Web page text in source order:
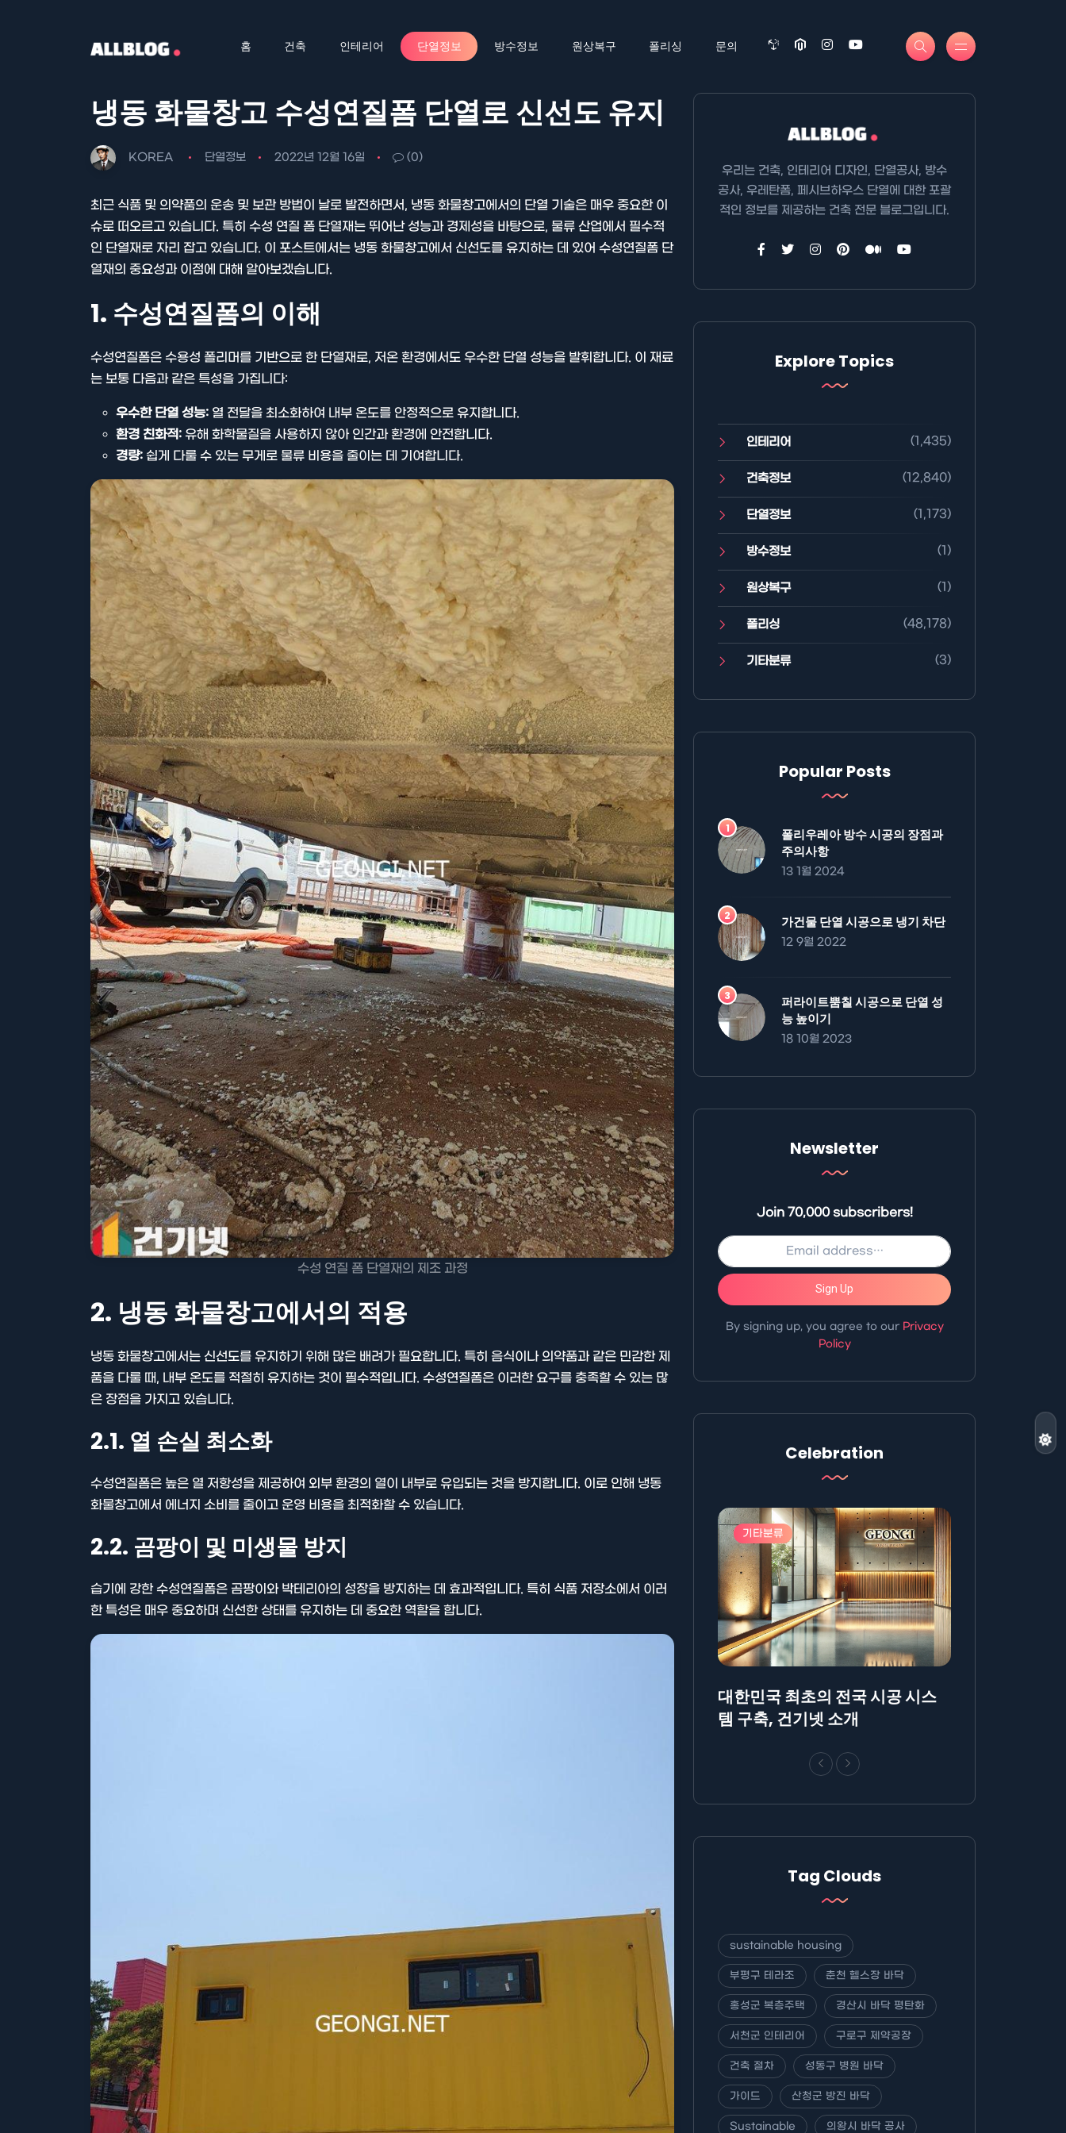
홈 건축 인테리어 단열정보 방수정보 원상복구 폴리싱 문의
냉동 화물창고 수성연질폼 단열로 신선도 유지
KOREA 단열정보 2022년 12월 16일 (0)
최근 식품 및 의약품의 운송 및 보관 방법이 날로 발전하면서, 냉동 화물창고에서의 단열 기술은 매우 중요한 이
슈로 떠오르고 있습니다. 특히 수성 연질 폼 단열재는 뛰어난 성능과 경제성을 바탕으로, 물류 산업에서 필수적
인 단열재로 자리 잡고 있습니다. 이 포스트에서는 냉동 화물창고에서 신선도를 유지하는 데 있어 수성연질폼 단
열재의 중요성과 이점에 대해 알아보겠습니다.
1. 수성연질폼의 이해
수성연질폼은 수용성 폴리머를 기반으로 한 단열재로, 저온 환경에서도 우수한 단열 성능을 발휘합니다. 이 재료
는 보통 다음과 같은 특성을 가집니다:
우수한 단열 성능: 열 전달을 최소화하여 내부 온도를 안정적으로 유지합니다.
환경 친화적: 유해 화학물질을 사용하지 않아 인간과 환경에 안전합니다.
경량: 쉽게 다룰 수 있는 무게로 물류 비용을 줄이는 데 기여합니다.
수성 연질 폼 단열재의 제조 과정
2. 냉동 화물창고에서의 적용
냉동 화물창고에서는 신선도를 유지하기 위해 많은 배려가 필요합니다. 특히 음식이나 의약품과 같은 민감한 제
품을 다룰 때, 내부 온도를 적절히 유지하는 것이 필수적입니다. 수성연질폼은 이러한 요구를 충족할 수 있는 많
은 장점을 가지고 있습니다.
2.1. 열 손실 최소화
수성연질폼은 높은 열 저항성을 제공하여 외부 환경의 열이 내부로 유입되는 것을 방지합니다. 이로 인해 냉동
화물창고에서 에너지 소비를 줄이고 운영 비용을 최적화할 수 있습니다.
2.2. 곰팡이 및 미생물 방지
습기에 강한 수성연질폼은 곰팡이와 박테리아의 성장을 방지하는 데 효과적입니다. 특히 식품 저장소에서 이러
한 특성은 매우 중요하며 신선한 상태를 유지하는 데 중요한 역할을 합니다.
우리는 건축, 인테리어 디자인, 단열공사, 방수
공사, 우레탄폼, 페시브하우스 단열에 대한 포괄
적인 정보를 제공하는 건축 전문 블로그입니다.
Explore Topics
인테리어 (1,435)
건축정보 (12,840)
단열정보 (1,173)
방수정보 (1)
원상복구 (1)
폴리싱 (48,178)
기타분류 (3)
Popular Posts
폴리우레아 방수 시공의 장점과
주의사항
13 1월 2024
가건물 단열 시공으로 냉기 차단
12 9월 2022
퍼라이트뿜칠 시공으로 단열 성
능 높이기
18 10월 2023
Newsletter
Join 70,000 subscribers!
Sign Up
By signing up, you agree to our Privacy
Policy
Celebration
기타분류
대한민국 최초의 전국 시공 시스
템 구축, 건기넷 소개
Tag Clouds
sustainable housing
부평구 테라조 춘천 헬스장 바닥
홍성군 복층주택 경산시 바닥 평탄화
서천군 인테리어 구로구 제약공장
건축 절차 성동구 병원 바닥
가이드 산청군 방진 바닥
Sustainable 의왕시 바닥 공사